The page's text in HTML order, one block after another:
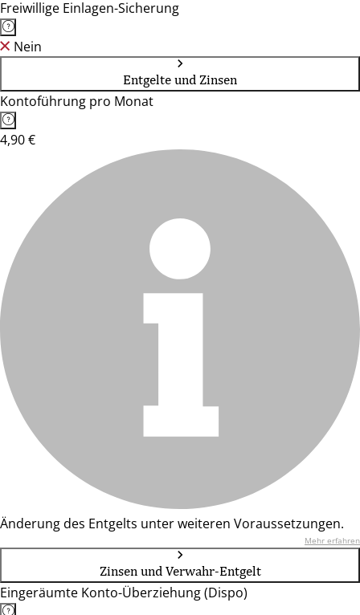
Freiwillige Einlagen-Sicherung
Nein
Entgelte und Zinsen
Kontoführung pro Monat
4,90 €
Änderung des Entgelts unter weiteren Voraussetzungen.
Mehr erfahren
Zinsen und Verwahr-Entgelt
Eingeräumte Konto-Überziehung (Dispo)